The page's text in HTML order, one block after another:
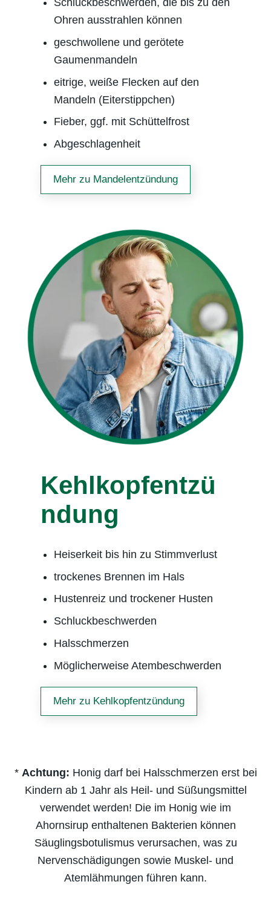
Schluckbeschwerden, die bis zu den
Ohren ausstrahlen können
geschwollene und gerötete
Gaumenmandeln
eitrige, weiße Flecken auf den
Mandeln (Eiterstippchen)
Fieber, ggf. mit Schüttelfrost
Abgeschlagenheit
Mehr zu Mandel­entzündung
Kehlkopfentzü
ndung
Heiserkeit bis hin zu Stimmverlust
trockenes Brennen im Hals
Hustenreiz und trockener Husten
Schluckbeschwerden
Halsschmerzen
Möglicherweise Atembeschwerden
Mehr zu Kehlkopf­entzündung
* Achtung: Honig darf bei Halsschmerzen erst bei
Kindern ab 1 Jahr als Heil- und Süßungsmittel
verwendet werden! Die im Honig wie im
Ahornsirup enthaltenen Bakterien können
Säuglingsbotulismus verursachen, was zu
Nervenschädigungen sowie Muskel- und
Atemlähmungen führen kann.